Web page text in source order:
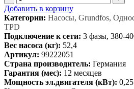
Добавить в корзину
Категории: Насосы, Grundfos,
TPD
Подключение к сети: 3 фазы, 380-
Вес насоса (кг): 52,4
Артикул: 99222051
Страна производитель: Германия
Гарантия (мес): 12 месяцев
Мощность эл.двигателя (кВт): 0,25